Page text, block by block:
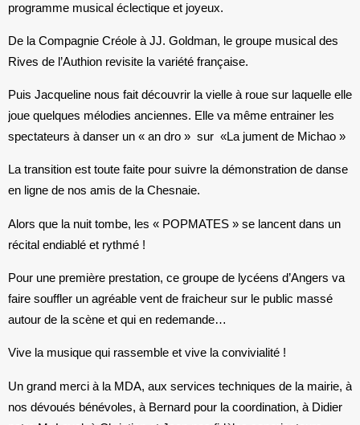
programme musical éclectique et joyeux.
De la Compagnie Créole à JJ. Goldman, le groupe musical des
Rives de l’Authion revisite la variété française.
Puis Jacqueline nous fait découvrir la vielle à roue sur laquelle elle
joue quelques mélodies anciennes. Elle va même entrainer les
spectateurs à danser un « an dro » sur «La jument de Michao »
La transition est toute faite pour suivre la démonstration de danse
en ligne de nos amis de la Chesnaie.
Alors que la nuit tombe, les « POPMATES » se lancent dans un
récital endiablé et rythmé !
Pour une première prestation, ce groupe de lycéens d’Angers va
faire souffler un agréable vent de fraicheur sur le public massé
autour de la scène et qui en redemande…
Vive la musique qui rassemble et vive la convivialité !
Un grand merci à la MDA, aux services techniques de la mairie, à
nos dévoués bénévoles, à Bernard pour la coordination, à Didier